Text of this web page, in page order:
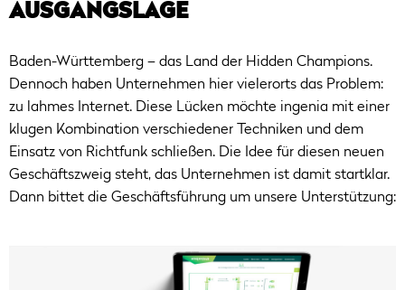
AUSGANGSLAGE
Baden-Württemberg – das Land der Hidden Champions.
Dennoch haben Unternehmen hier vielerorts das Problem:
zu lahmes Internet. Diese Lücken möchte ingenia mit einer
klugen Kombination verschiedener Techniken und dem
Einsatz von Richtfunk schließen. Die Idee für diesen neuen
Geschäftszweig steht, das Unternehmen ist damit startklar.
Dann bittet die Geschäftsführung um unsere Unterstützung: